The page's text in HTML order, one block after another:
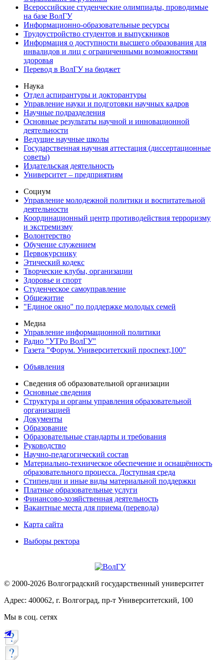
Всероссийские студенческие олимпиады, проводимые
на базе ВолГУ
Информационно-образовательные ресурсы
Трудоустройство студентов и выпускников
Информация о доступности высшего образования для
инвалидов и лиц с ограниченными возможностями
здоровья
Перевод в ВолГУ на бюджет
Наука
Отдел аспирантуры и докторантуры
Управление науки и подготовки научных кадров
Научные подразделения
Основные результаты научной и инновационной
деятельности
Ведущие научные школы
Государственная научная аттестация (диссертационные
советы)
Издательская деятельность
Университет – предприятиям
Социум
Управление молодежной политики и воспитательной
деятельности
Координационный центр противодействия терроризму
и экстремизму
Волонтерство
Обучение служением
Первокурснику
Этический кодекс
Творческие клубы, организации
Здоровье и спорт
Студенческое самоуправление
Общежитие
"Единое окно" по поддержке молодых семей
Медиа
Управление информационной политики
Радио "УТРо ВолГУ"
Газета "Форум. Университетский проспект,100"
Объявления
Сведения об образовательной организации
Основные сведения
Структура и органы управления образовательной
организацией
Документы
Образование
Образовательные стандарты и требования
Руководство
Научно-педагогический состав
Материально-техническое обеспечение и оснащённость
образовательного процесса. Доступная среда
Стипендии и иные виды материальной поддержки
Платные образовательные услуги
Финансово-хозяйственная деятельность
Вакантные места для приема (перевода)
Карта сайта
Выборы ректора
© 2000-2026 Волгоградский государственный университет
Адрес: 400062, г. Волгоград, пр-т Университетский, 100
Мы в соц. сетях